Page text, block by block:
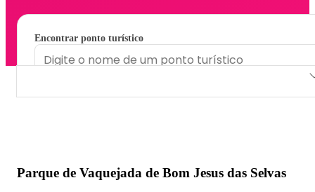
Encontrar ponto turístico
Parque de Vaquejada de Bom Jesus das Selvas